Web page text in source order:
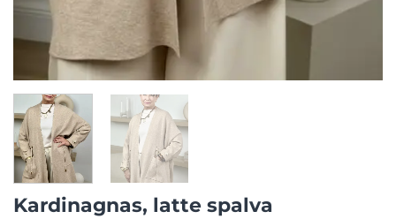
Kardinagnas, latte spalva